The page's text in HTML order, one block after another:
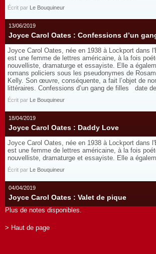
Écrit par Le Bouquineur
13/06/2019
Joyce Carol Oates : Confessions d’un
Joyce Carol Oates, née en 1938 à Lockport dans
est une femme de lettres américaine, à la fois
nouvelliste, dramaturge et essayiste. Elle a
romans policiers sous les pseudonymes de
Kelly. Son œuvre, conséquente, a fait l’objet de
littéraires. Confessions d’un gang de filles date
Écrit par Le Bouquineur
18/04/2019
Joyce Carol Oates : Daddy Love
Joyce Carol Oates, née en 1938 à Lockport dans
est une femme de lettres américaine, à la fois
nouvelliste, dramaturge et essayiste. Elle a
Écrit par Le Bouquineur
04/04/2019
Joyce Carol Oates : Valet de pique
Plus de notes disponibles.
> Haut de page